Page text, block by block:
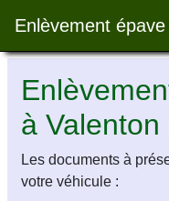
Enlèvement
à Valenton
Les documents à
votre véhicule :